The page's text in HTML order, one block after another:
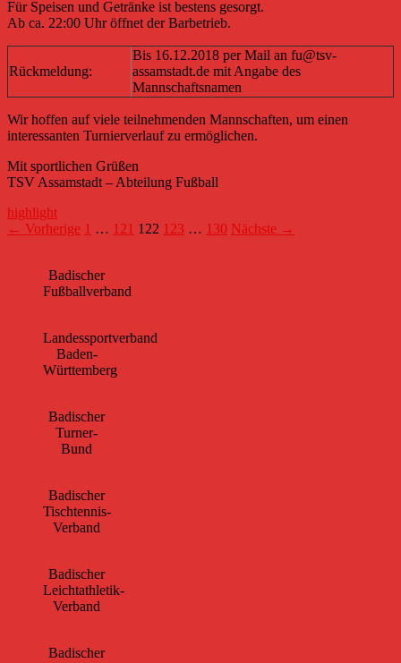
Für Speisen und Getränke ist bestens gesorgt.
Ab ca. 22:00 Uhr öffnet der Barbetrieb.
Rückmeldung:
Bis 16.12.2018 per Mail an fu@tsv-
assamstadt.de mit Angabe des
Mannschaftsnamen
Wir hoffen auf viele teilnehmenden Mannschaften, um einen
interessanten Turnierverlauf zu ermöglichen.
Mit sportlichen Grüßen
TSV Assamstadt – Abteilung Fußball
highlight
Beitragsnavigation
← Vorherige 1 … 121 122 123 … 130 Nächste →
Badischer
Fußballverband
Landessportverband
Baden-
Württemberg
Badischer
Turner-
Bund
Badischer
Tischtennis-
Verband
Badischer
Leichtathletik-
Verband
Badischer